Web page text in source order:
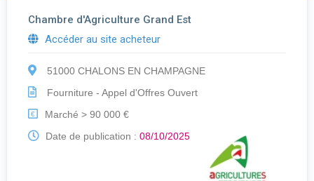
Chambre d'Agriculture Grand Est
Accéder au site acheteur
51000 CHALONS EN CHAMPAGNE
Fourniture - Appel d'Offres Ouvert
€
Marché > 90 000 €
Date de publication : 08/10/2025